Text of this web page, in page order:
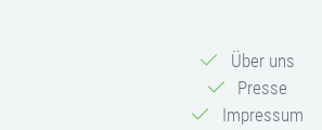
Über uns
Presse
Impressum